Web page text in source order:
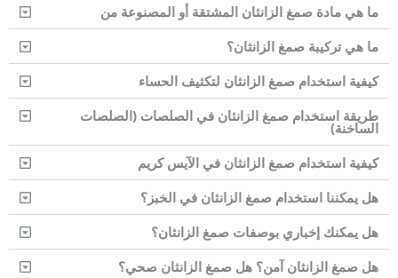
ما هي مادة صمغ الزانثان المشتقة أو المصنوعة من
ما هي تركيبة صمغ الزانثان؟
كيفية استخدام صمغ الزانثان لتكثيف الحساء
طريقة استخدام صمغ الزانثان في الصلصات (الصلصات
الساخنة)
كيفية استخدام صمغ الزانثان في الآيس كريم
هل يمكننا استخدام صمغ الزانثان في الخبز؟
هل يمكنك إخباري بوصفات صمغ الزانثان؟
هل صمغ الزانثان آمن؟ هل صمغ الزانثان صحي؟